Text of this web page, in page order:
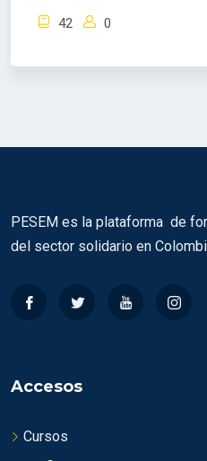
42 0
PESEM es la plataforma de
del sector solidario en
Accesos
Cursos